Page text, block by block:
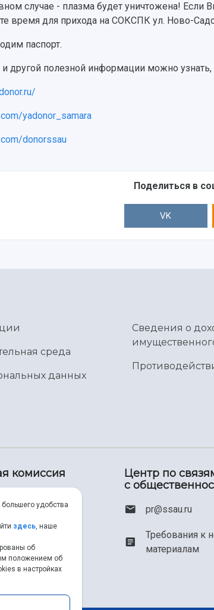
случае - плазма будет уничтожена! Если
время для прихода на СОКСПК ул. Ново-
паспорт.
другой полезной информации можно
yadonor_samara
donorssau
Поделиться в
VK
среда
данных
Сведения о
комиссия
267-48-67
Центр по
с
pr@ssau.ru
Требования к
материалам
удобства
здесь, наше
об
положением об
в настройках